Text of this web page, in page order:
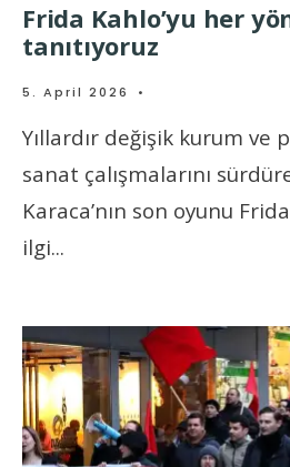
Frida Kahlo’yu her
tanıtıyoruz
5. April 2026 •
Yıllardır değişik kurum ve
sanat çalışmalarını
Karaca’nın son oyunu
ilgi...